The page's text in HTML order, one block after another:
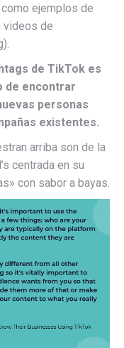
ejemplos de
videos de
de TikTok es
de encontrar
personas
existentes.
arriba son de la
centrada en su
con sabor a bayas.